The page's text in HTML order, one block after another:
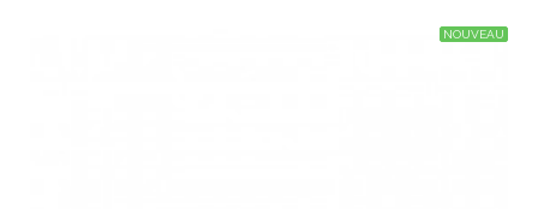
NOUVEAU